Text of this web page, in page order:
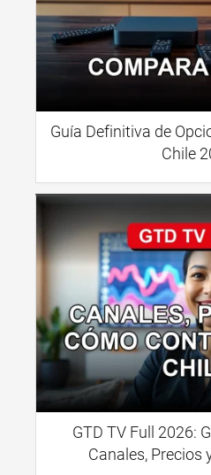
Guía Definitiva de
Chile
GTD TV Full 2026:
Canales, Precios